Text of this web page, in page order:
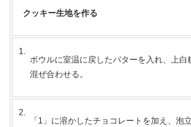
クッキー生地を作る
1.
ボウルに室温に戻したバターを入れ、上
混ぜ合わせる。
2.
「1」に溶かしたチョコレートを加え、泡